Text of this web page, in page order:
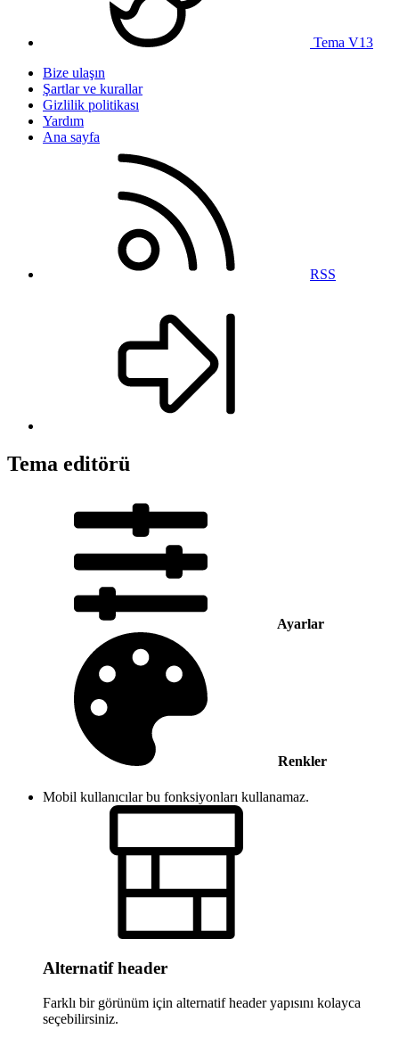
Tema V13
Bize ulaşın
Şartlar ve kurallar
Gizlilik politikası
Yardım
Ana sayfa
RSS
Tema editörü
Ayarlar
Renkler
Mobil kullanıcılar bu fonksiyonları kullanamaz.
Alternatif header
Farklı bir görünüm için alternatif header yapısını kolayca
seçebilirsiniz.